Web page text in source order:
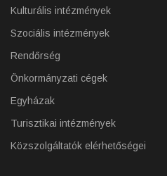
Kulturális intézmények
Szociális intézmények
Rendőrség
Önkormányzati cégek
Egyházak
Turisztikai intézmények
Közszolgáltatók elérhetőségei